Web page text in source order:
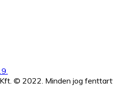
© 2022. Minden jog